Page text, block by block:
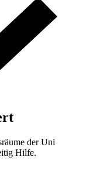
der Uni
Hilfe.